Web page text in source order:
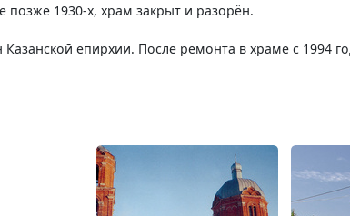
позже 1930-х, храм закрыт и разорён.
Казанской епирхии. После ремонта в храме с 1994